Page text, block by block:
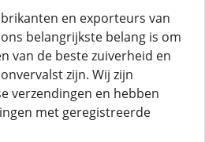
en exporteurs van
belangrijkste belang is om
van de beste zuiverheid en
zijn. Wij zijn
verzendingen en hebben
met geregistreerde